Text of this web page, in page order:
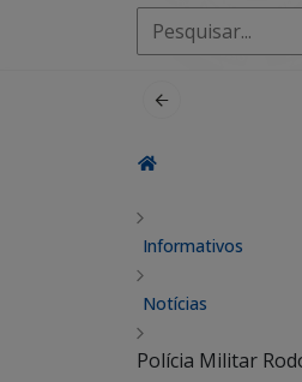
Pesquisar
por:
Informativos
Notícias
Polícia Militar